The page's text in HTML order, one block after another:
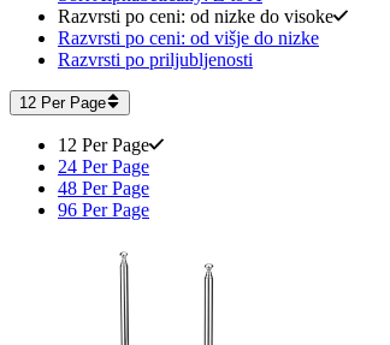
Razvrsti po ceni: od nizke do visoke
Razvrsti po ceni: od višje do nizke
Razvrsti po priljubljenosti
12 Per Page
12 Per Page
24 Per Page
48 Per Page
96 Per Page